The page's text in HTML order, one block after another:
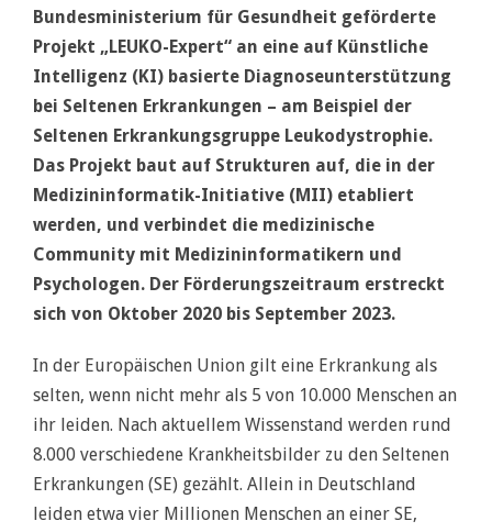
Bundesministerium für Gesundheit geförderte
Projekt „LEUKO-Expert“ an eine auf Künstliche
Intelligenz (KI) basierte Diagnoseunterstützung
bei Seltenen Erkrankungen – am Beispiel der
Seltenen Erkrankungsgruppe Leukodystrophie.
Das Projekt baut auf Strukturen auf, die in der
Medizininformatik-Initiative (MII) etabliert
werden, und verbindet die medizinische
Community mit Medizininformatikern und
Psychologen. Der Förderungszeitraum erstreckt
sich von Oktober 2020 bis September 2023.
In der Europäischen Union gilt eine Erkrankung als
selten, wenn nicht mehr als 5 von 10.000 Menschen an
ihr leiden. Nach aktuellem Wissenstand werden rund
8.000 verschiedene Krankheitsbilder zu den Seltenen
Erkrankungen (SE) gezählt. Allein in Deutschland
leiden etwa vier Millionen Menschen an einer SE,